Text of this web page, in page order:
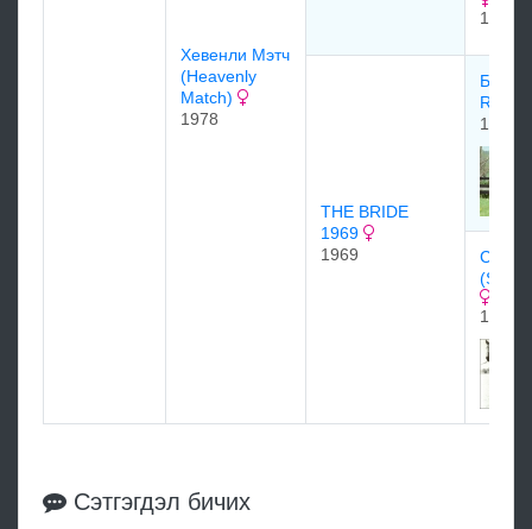
Хeвeнли Mэтч
(Heavenly
Match)
1978
1948
THE BRIDE
1969
1969
Болд
Ruler
1954
1952
Сэтгэгдэл бичих